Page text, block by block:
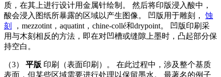
质，在其上进行设计用金属针绘制。 然后将印版浸入酸中，
酸会浸入图纸所暴露的区域以产生图像。 凹版用于雕刻， 蚀
刻
，mezzotint，aquatint，chine-collé和drypoint。 凹版印刷采
用与木刻相反的方法，即在对凹槽或缝隙上墨时，凸起部分保
持空白。
（3） 平版 印刷（表面印刷）。 在此过程中，涉及整个基质
表面，但某些区域需要进行处理以保留墨水。 最著名的例子